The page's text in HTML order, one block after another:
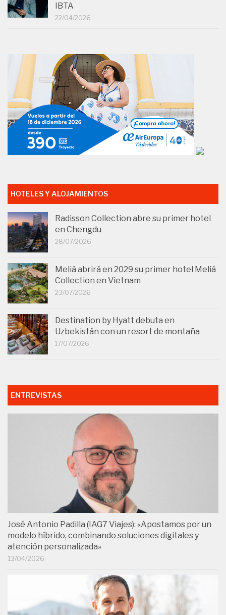
IBTA
22/04/2026
HOTELES Y ALOJAMIENTOS
Radisson Collection abre su primer hotel
en Chengdu
28/07/2026
Meliá abrirá en 2029 su primer hotel Meliá
Collection en Vietnam
23/07/2026
Destination by Hyatt debuta en
Uzbekistán con un resort de montaña
17/07/2026
ENTREVISTAS
José Antonio Padilla (IAG7 Viajes): «Apostamos por un
modelo híbrido, combinando soluciones digitales y
atención personalizada»
13/04/2026